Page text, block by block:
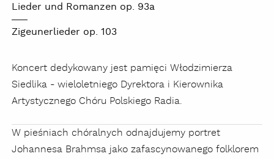
Lieder und Romanzen op. 93a
Zigeunerlieder op. 103
Koncert dedykowany jest pamięci Włodzimierza
Siedlika - wieloletniego Dyrektora i Kierownika
Artystycznego Chóru Polskiego Radia.
W pieśniach chóralnych odnajdujemy portret
Johannesa Brahmsa jako zafascynowanego folklorem